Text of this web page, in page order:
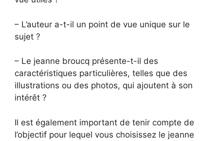
– L’auteur a-t-il un point de vue unique sur le
sujet ?
– Le jeanne broucq présente-t-il des
caractéristiques particulières, telles que des
illustrations ou des photos, qui ajoutent à son
intérêt ?
Il est également important de tenir compte de
l’objectif pour lequel vous choisissez le jeanne